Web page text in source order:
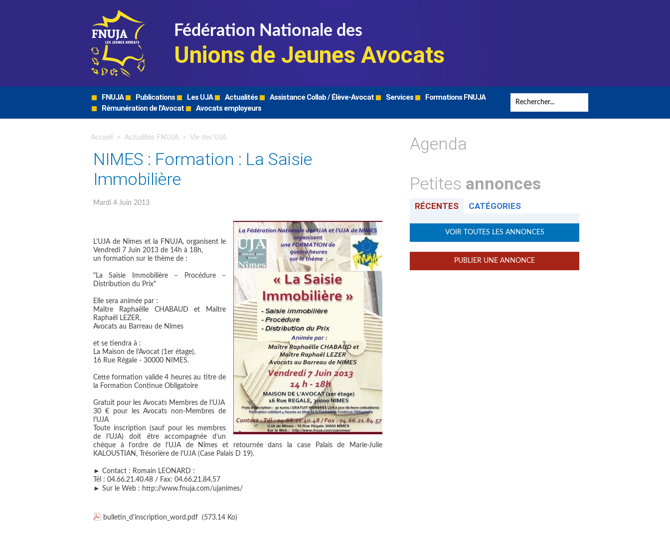
Fédération Nationale des
Unions de Jeunes Avocats
FNUJA Publications Les UJA Actualités Assistance Collab / Élève-Avocat Services
Formations FNUJA
Rémunération de l'Avocat
Avocats employeurs
Accueil > Actualités FNUJA > Vie des UJA
NIMES : Formation : La Saisie
Immobilière
Mardi 4 Juin 2013
L’UJA de Nîmes et la FNUJA, organisent le
Vendredi 7 Juin 2013 de 14h à 18h,
un formation sur le thème de :
"La Saisie Immobilière – Procédure –
Distribution du Prix"
Elle sera animée par :
Maître Raphaëlle CHABAUD et Maître
Raphaël LEZER,
Avocats au Barreau de Nîmes
et se tiendra à :
La Maison de l’Avocat (1er étage),
16 Rue Régale - 30000 NIMES.
Cette formation valide 4 heures au titre de
la Formation Continue Obligatoire
Gratuit pour les Avocats Membres de l’UJA
30 € pour les Avocats non­‐Membres de
l’UJA
Toute inscription (sauf pour les membres
de l’UJA) doit être accompagnée d’un
chèque à l’ordre de l’UJA de Nîmes et retournée dans la case Palais de Marie-Julie
KALOUSTIAN, Trésorière de l’UJA (Case Palais D 19).
► Contact : Romain LEONARD :
Tél : 04.66.21.40.48 / Fax: 04.66.21.84.57
► Sur le Web : http://www.fnuja.com/ujanimes/
bulletin_d'inscription_word.pdf (573.14 Ko)
Agenda
Petites annonces
RÉCENTES CATÉGORIES
VOIR TOUTES LES ANNONCES
PUBLIER UNE ANNONCE